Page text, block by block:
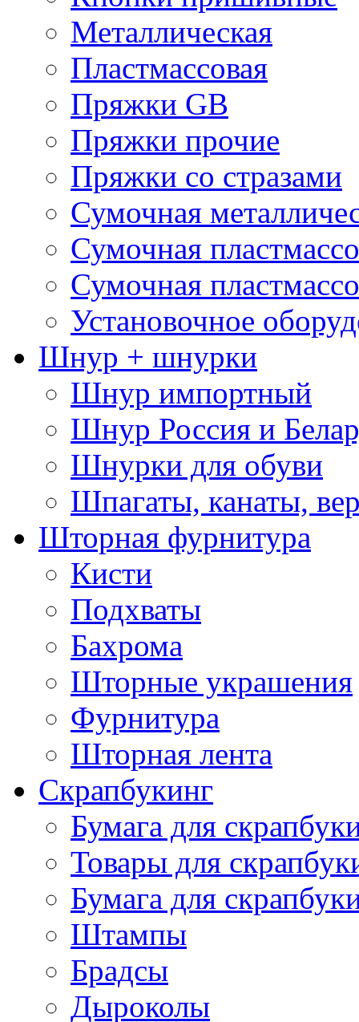
Металлическая
Пластмассовая
Пряжки GB
Пряжки прочие
Пряжки со стразами
Сумочная
Сумочная
Сумочная
Установочное
Шнур + шнурки
Шнур импортный
Шнур Россия и
Шнурки для обуви
Шпагаты, канаты,
Шторная фурнитура
Кисти
Подхваты
Бахрома
Шторные украшения
Фурнитура
Шторная лента
Скрапбукинг
Бумага для
Товары для
Бумага для
Штампы
Брадсы
Дыроколы